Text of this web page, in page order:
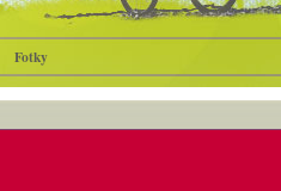
Fotky